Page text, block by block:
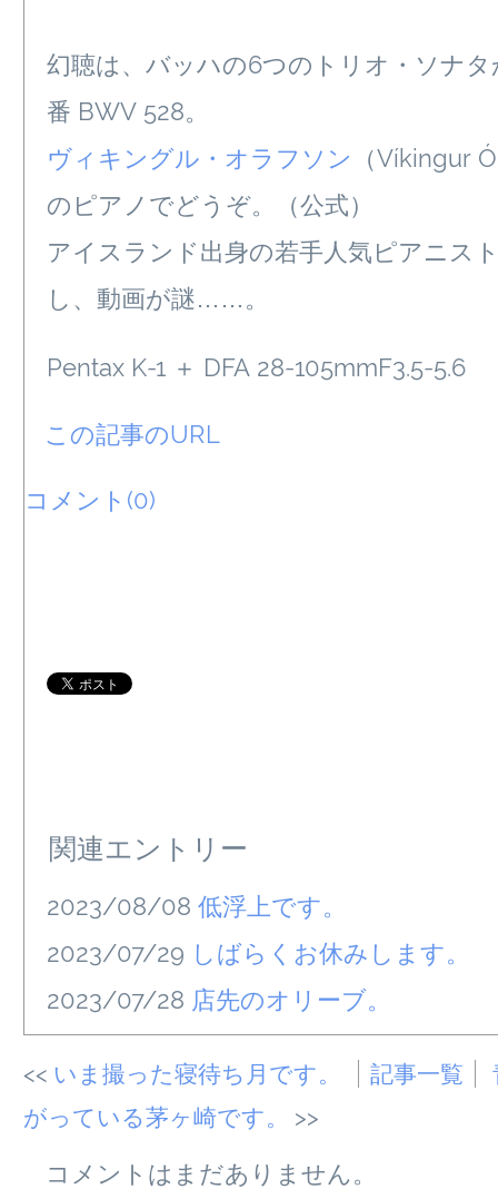
幻聴は、バッハの6つのトリオ・ソナタ
番 BWV 528。
ヴィキングル・オラフソン （Víkingur
のピアノでどうぞ。（公式）
アイスランド出身の若手人気ピアニス
し、動画が謎……。
Pentax K-1 ＋ DFA 28-105mmF3.5-5.6
この記事のURL
コメント(0)
関連エントリー
2023/08/08 低浮上です。
2023/07/29 しばらくお休みします。
2023/07/28 店先のオリーブ。
いま撮った寝待ち月です。 記事一覧
がっている茅ヶ崎です。
コメントはまだありません。